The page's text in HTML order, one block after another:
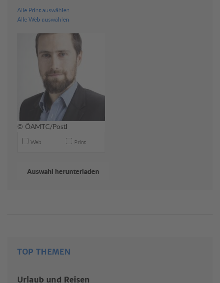
Alle Print auswählen
Alle Web auswählen
© ÖAMTC/Postl
Web Print
TOP THEMEN
Urlaub und Reisen